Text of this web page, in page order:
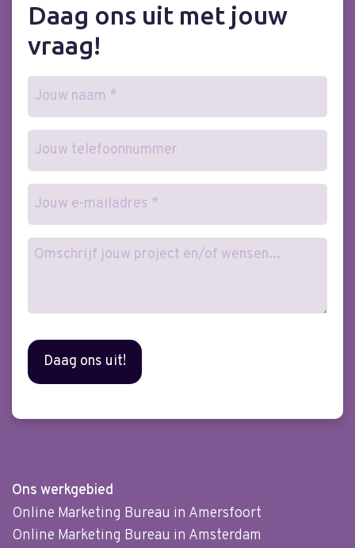
Daag ons uit met jouw
vraag!
Naam
(Vereist)
Telefoonnummer
mailadres
(Vereist)
Wensen
Ons werkgebied
Online Marketing Bureau in Amersfoort
Online Marketing Bureau in Amsterdam